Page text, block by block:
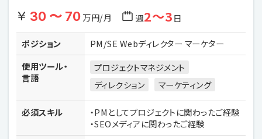
30 〜 70万円/月 週2〜3日
ポジション
PM/SE Webディレクター マーケター
使用ツール・
言語
プロジェクトマネジメント
ディレクション
マーケティング
必須スキル
・PMとしてプロジェクトに関わったご経験
・SEOメディアに関わったご経験